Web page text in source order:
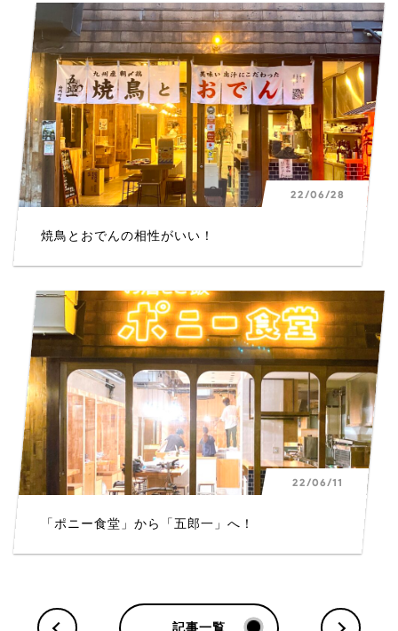
22/06/28
焼鳥とおでんの相性がいい！
22/06/11
「ポニー食堂」から「五郎一」へ！
記事一覧